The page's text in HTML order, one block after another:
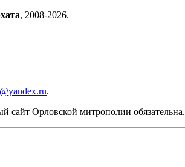
, 2008-2026.
.
сайт Орловской митрополии обязательна.